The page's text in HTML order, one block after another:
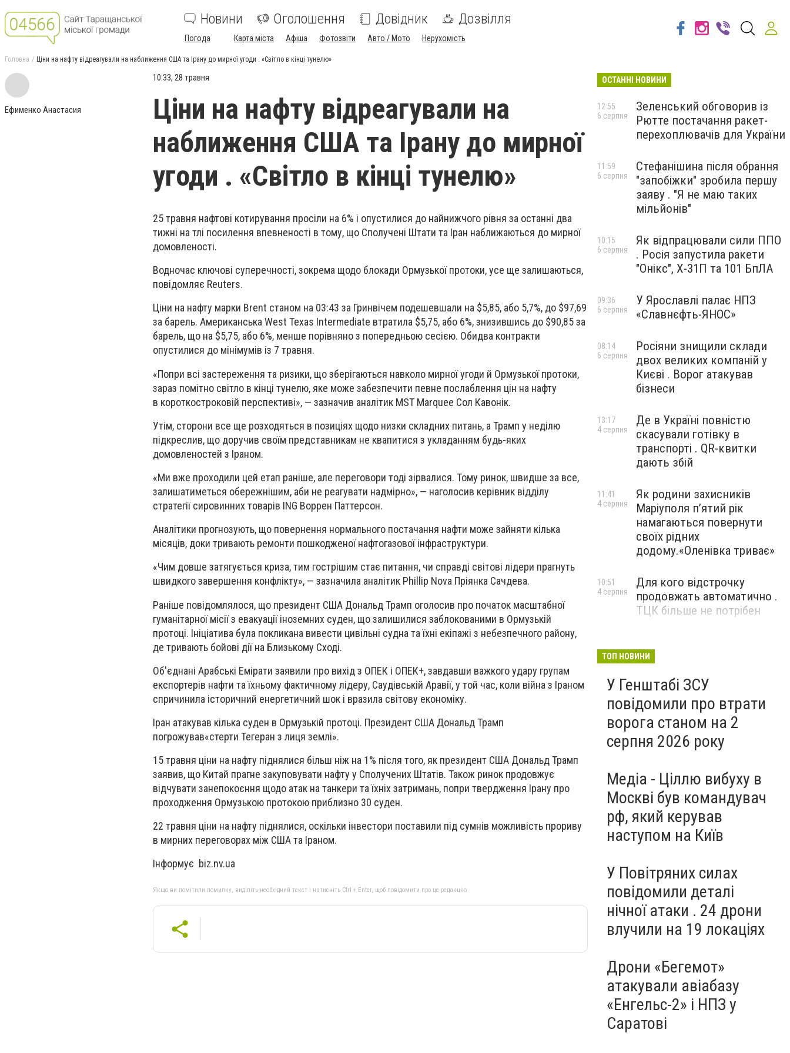
Новини Оголошення Довідник Дозвілля
Погода Карта міста Афіша Фотозвіти Авто / Мото Нерухомість
Головна Ціни на нафту відреагували на наближення США та Ірану до мирної угоди . «Світло в кінці тунелю»
Ефименко Анастасия
10:33, 28 травня
Ціни на нафту відреагували на
наближення США та Ірану до мирної
угоди . «Світло в кінці тунелю»
25 травня нафтові котирування просіли на 6% і опустилися до найнижчого рівня за останні два
тижні на тлі посилення впевненості в тому, що Сполучені Штати та Іран наближаються до мирної
домовленості.
Водночас ключові суперечності, зокрема щодо блокади Ормузької протоки, усе ще залишаються,
повідомляє Reuters.
Ціни на нафту марки Brent станом на 03:43 за Гринвічем подешевшали на $5,85, або 5,7%, до $97,69
за барель. Американська West Texas Intermediate втратила $5,75, або 6%, знизившись до $90,85 за
барель, що на $5,75, або 6%, менше порівняно з попередньою сесією. Обидва контракти
опустилися до мінімумів із 7 травня.
«Попри всі застереження та ризики, що зберігаються навколо мирної угоди й Ормузької протоки,
зараз помітно світло в кінці тунелю, яке може забезпечити певне послаблення цін на нафту
в короткостроковій перспективі», — зазначив аналітик MST Marquee Сол Кавонік.
Утім, сторони все ще розходяться в позиціях щодо низки складних питань, а Трамп у неділю
підкреслив, що доручив своїм представникам не квапитися з укладанням будь-яких
домовленостей з Іраном.
«Ми вже проходили цей етап раніше, але переговори тоді зірвалися. Тому ринок, швидше за все,
залишатиметься обережнішим, аби не реагувати надмірно», — наголосив керівник відділу
стратегії сировинних товарів ING Воррен Паттерсон.
Аналітики прогнозують, що повернення нормального постачання нафти може зайняти кілька
місяців, доки тривають ремонти пошкодженої нафтогазової інфраструктури.
«Чим довше затягується криза, тим гострішим стає питання, чи справді світові лідери прагнуть
швидкого завершення конфлікту», — зазначила аналітик Phillip Nova Пріянка Сачдева.
Раніше повідомлялося, що президент США Дональд Трамп оголосив про початок масштабної
гуманітарної місії з евакуації іноземних суден, що залишилися заблокованими в Ормузькій
протоці. Ініціатива була покликана вивести цивільні судна та їхні екіпажі з небезпечного району,
де тривають бойові дії на Близькому Сході.
Об'єднані Арабські Емірати заявили про вихід з ОПЕК і ОПЕК+, завдавши важкого удару групам
експортерів нафти та їхньому фактичному лідеру, Саудівській Аравії, у той час, коли війна з Іраном
спричинила історичний енергетичний шок і вразила світову економіку.
Іран атакував кілька суден в Ормузькій протоці. Президент США Дональд Трамп
погрожував«стерти Тегеран з лиця землі».
15 травня ціни на нафту піднялися більш ніж на 1% після того, як президент США Дональд Трамп
заявив, що Китай прагне закуповувати нафту у Сполучених Штатів. Також ринок продовжує
відчувати занепокоєння щодо атак на танкери та їхніх затримань, попри твердження Ірану про
проходження Ормузькою протокою приблизно 30 суден.
22 травня ціни на нафту піднялися, оскільки інвестори поставили під сумнів можливість прориву
в мирних переговорах між США та Іраном.
Інформує biz.nv.ua
Якщо ви помітили помилку, виділіть необхідний текст і натисніть Ctrl + Enter, щоб повідомити про це редакцію
ОСТАННІ НОВИНИ
Зеленський обговорив із
Рютте постачання ракет-
перехоплювачів для України
12:55
6 серпня
Стефанішина після обрання
"запобіжки" зробила першу
заяву . "Я не маю таких
мільйонів"
11:59
6 серпня
Як відпрацювали сили ППО
. Росія запустила ракети
"Онікс", Х-31П та 101 БпЛА
10:15
6 серпня
У Ярославлі палає НПЗ
«Славнєфть-ЯНОС»
09:36
6 серпня
Росіяни знищили склади
двох великих компаній у
Києві . Ворог атакував
бізнеси
08:14
6 серпня
Де в Україні повністю
скасували готівку в
транспорті . QR-квитки
дають збій
13:17
4 серпня
Як родини захисників
Маріуполя пʼятий рік
намагаються повернути
своїх рідних
додому.«Оленівка триває»
11:41
4 серпня
Для кого відстрочку
продовжать автоматично .
ТЦК більше не потрібен
10:51
4 серпня
ТОП НОВИНИ
У Генштабі ЗСУ
повідомили про втрати
ворога станом на 2
серпня 2026 року
Медіа - Ціллю вибуху в
Москві був командувач
рф, який керував
наступом на Київ
У Повітряних силах
повідомили деталі
нічної атаки . 24 дрони
влучили на 19 локаціях
Дрони «Бегемот»
атакували авіабазу
«Енгельс-2» і НПЗ у
Саратові